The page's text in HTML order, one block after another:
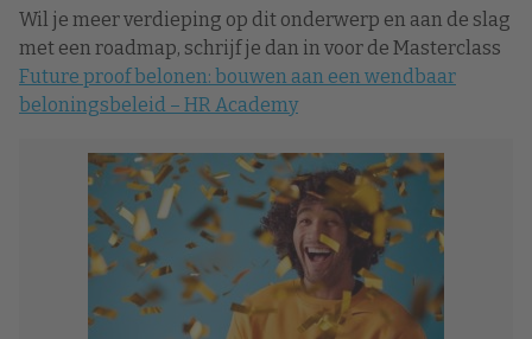
Wil je meer verdieping op dit onderwerp en aan de slag
met een roadmap, schrijf je dan in voor de Masterclass
Future proof belonen: bouwen aan een wendbaar
beloningsbeleid – HR Academy